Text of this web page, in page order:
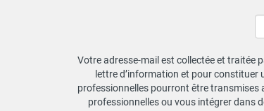
Votre adresse-mail est collectée et traitée
lettre d’information et pour constituer
professionnelles pourront être transmises
professionnelles ou vous intégrer dans